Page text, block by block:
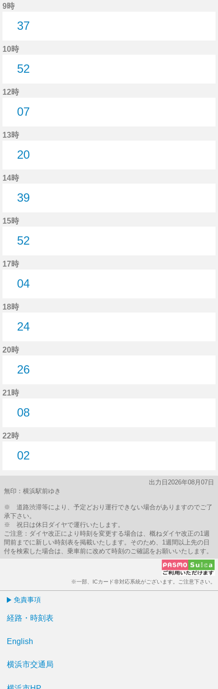
9時
37
10時
52
12時
07
13時
20
14時
39
15時
52
17時
04
18時
24
20時
26
21時
08
22時
02
出力日2026年08月07日
無印：横浜駅前ゆき
※ 道路渋滞等により、予定どおり運行できない場合がありますのでご了
承下さい。
※ 祝日は休日ダイヤで運行いたします。
ご注意：ダイヤ改正により時刻を変更する場合は、概ねダイヤ改正の1週
間前までに新しい時刻表を掲載いたします。そのため、1週間以上先の日
付を検索した場合は、乗車前に改めて時刻のご確認をお願いいたします。
※一部、ICカード非対応系統がございます。ご注意下さい。
免責事項
経路・時刻表
English
横浜市交通局